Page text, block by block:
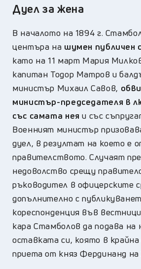
Дуел за жена
В началото на 1894 г.
центъра на шумен публичен
като на 11 март Мария
капитан Тодор Матров и
министър Михаил Савов,
министър-председателя в
със самата нея и със
Военният министър
дуел, в резултат на което е
правителството. Случаят
недоволство срещу
ръководител в офицерските
допълнително с
кореспонденция във
кара Стамболов да подава на
оставката си, която в
приета от княз Фердинанд на